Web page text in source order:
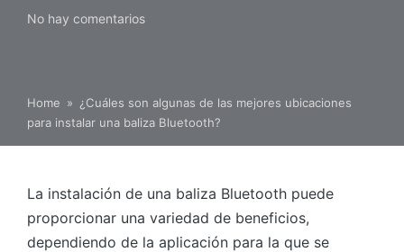
No hay comentarios
Home » ¿Cuáles son algunas de las mejores ubicaciones
para instalar una baliza Bluetooth?
La instalación de una baliza Bluetooth puede
proporcionar una variedad de beneficios,
dependiendo de la aplicación para la que se